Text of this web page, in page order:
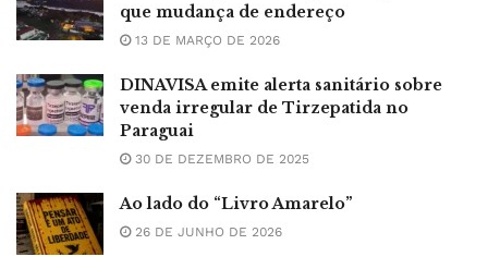
que mudança de endereço
13 DE MARÇO DE 2026
DINAVISA emite alerta sanitário sobre
venda irregular de Tirzepatida no
Paraguai
30 DE DEZEMBRO DE 2025
Ao lado do “Livro Amarelo”
26 DE JUNHO DE 2026